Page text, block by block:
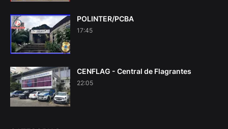
POLINTER/PCBA
17:45
CENFLAG - Central de Flagrantes
22:05